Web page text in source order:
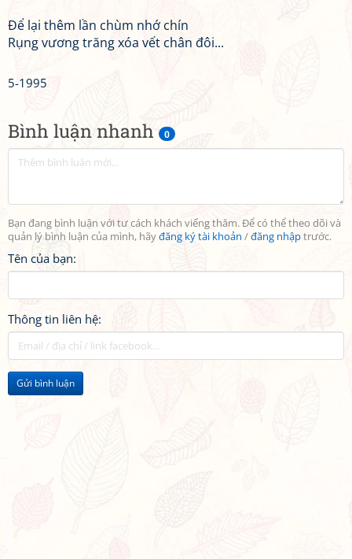
Bình luận nhanh 0
Bạn đang bình luận với tư cách khách viếng thăm. Để có thể theo dõi và
quản lý bình luận của mình, hãyđăng ký tài khoản /đăng nhậptrước.
Tên của bạn:
Thông tin liên hệ:
Gửi bình luận
Để lại thêm lần chùm nhớ chín
Rụng vương trăng xóa vết chân đôi...
5-1995